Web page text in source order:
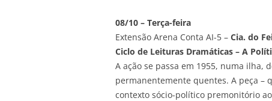
08/10 – Terça-feira
Extensão Arena Conta AI-5 – Cia. do
Ciclo de Leituras Dramáticas – A
A ação se passa em 1955, numa ilha,
permanentemente quentes. A peça –
contexto sócio-político premonitório